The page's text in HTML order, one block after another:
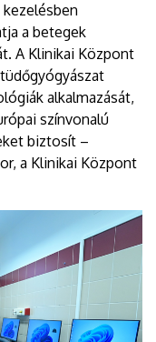
a betegek
A Klinikai Központ
alkalmazását,
színvonalú
biztosít –
a Klinikai Központ